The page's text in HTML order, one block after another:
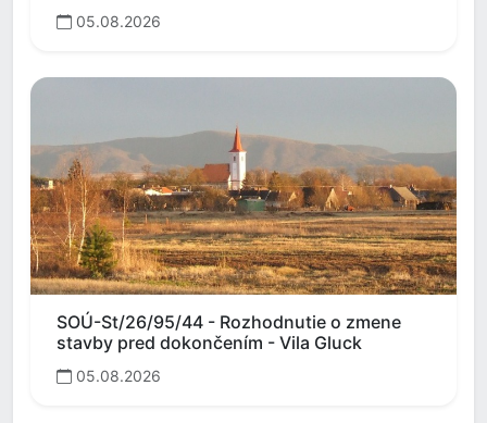
05.08.2026
SOÚ-St/26/95/44 - Rozhodnutie o zmene
stavby pred dokončením - Vila Gluck
05.08.2026